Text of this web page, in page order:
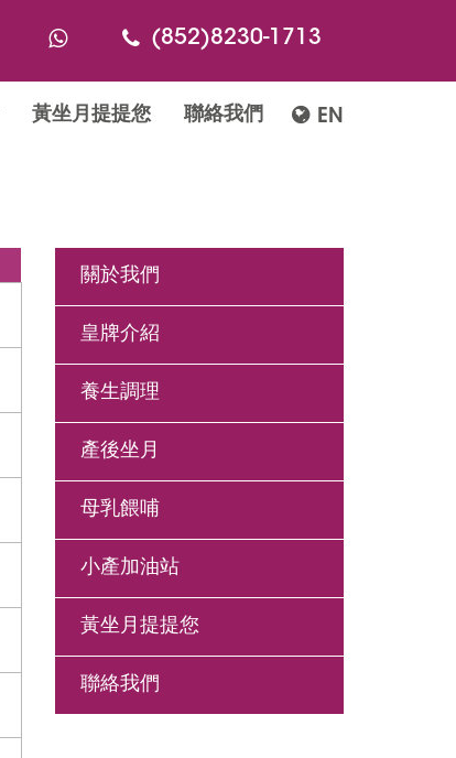
(852)8230-1713
黃坐月提提您 聯絡我們 EN
關於我們
皇牌介紹
養生調理
產後坐月
母乳餵哺
小產加油站
黃坐月提提您
聯絡我們